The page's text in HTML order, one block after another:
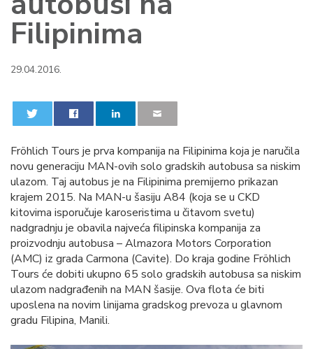
Filipinima
29.04.2016.
Fröhlich Tours je prva kompanija na Filipinima koja je naručila
novu generaciju MAN-ovih solo gradskih autobusa sa niskim
ulazom. Taj autobus je na Filipinima premijerno prikazan
krajem 2015. Na MAN-u šasiju A84 (koja se u CKD
kitovima isporučuje karoseristima u čitavom svetu)
nadgradnju je obavila najveća filipinska kompanija za
proizvodnju autobusa – Almazora Motors Corporation
(AMC) iz grada Carmona (Cavite). Do kraja godine Fröhlich
Tours će dobiti ukupno 65 solo gradskih autobusa sa niskim
ulazom nadgrađenih na MAN šasije. Ova flota će biti
uposlena na novim linijama gradskog prevoza u glavnom
gradu Filipina, Manili.